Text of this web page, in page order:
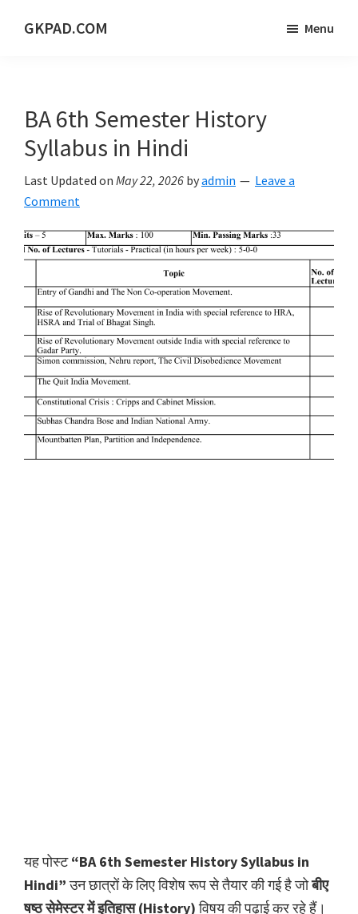
GKPAD.COM
PORTAL
Menu
BA 6th Semester History
Syllabus in Hindi
Last Updated on May 22, 2026 byadmin
Leave a
Comment
यह पोस्ट“BA 6th Semester History Syllabus in
Hindi”उन छात्रों के लिए विशेष रूप से तैयार की गई है जोबीए
षष्ठ सेमेस्टर में इतिहास (History)विषय की पढ़ाई कर रहे हैं।